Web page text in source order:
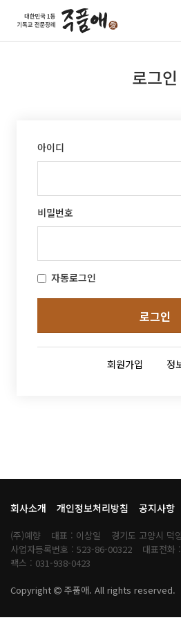
로그인
아이디
비밀번호
자동로그인
로그인
회원가입 정
회사소개 개인정보처리방침 공지사항
(주)예향 대표 : 이상일
경기도 고양시 덕
사업자등록번호 : 523-86-00322
대표전화
팩스 : 031-938-0423
Copyright 주품애. All rights reserved.